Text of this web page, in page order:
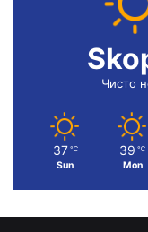
Чисто
37 ℃
Sun
39 ℃
Mon